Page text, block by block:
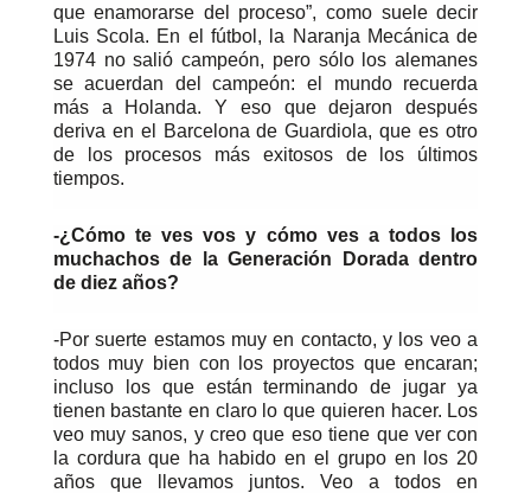
que enamorarse del proceso”, como suele decir
Luis Scola. En el fútbol, la Naranja Mecánica de
1974 no salió campeón, pero sólo los alemanes
se acuerdan del campeón: el mundo recuerda
más a Holanda. Y eso que dejaron después
deriva en el Barcelona de Guardiola, que es otro
de los procesos más exitosos de los últimos
tiempos.
-¿Cómo te ves vos y cómo ves a todos los
muchachos de la Generación Dorada dentro
de diez años?
-Por suerte estamos muy en contacto, y los veo a
todos muy bien con los proyectos que encaran;
incluso los que están terminando de jugar ya
tienen bastante en claro lo que quieren hacer. Los
veo muy sanos, y creo que eso tiene que ver con
la cordura que ha habido en el grupo en los 20
años que llevamos juntos. Veo a todos en